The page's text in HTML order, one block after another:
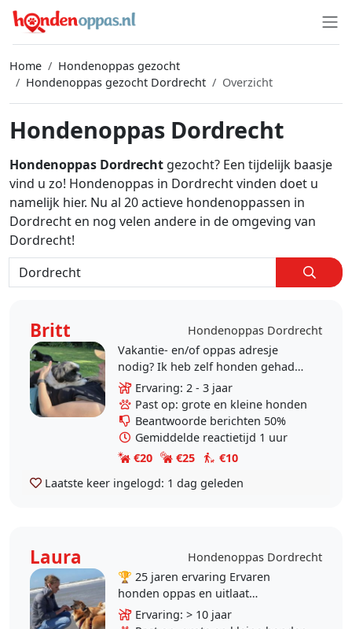
Home
Hondenoppas gezocht
Hondenoppas gezocht Dordrecht
Overzicht
Hondenoppas Dordrecht
Hondenoppas Dordrecht gezocht? Een tijdelijk baasje
vind u zo! Hondenoppas in Dordrecht vinden doet u
namelijk hier. Nu al 20 actieve hondenoppassen in
Dordrecht en nog velen andere in de omgeving van
Dordrecht!
Britt
Hondenoppas Dordrecht
Vakantie- en/of oppas adresje
nodig? Ik heb zelf honden gehad
en drie jaar ervaring met oppassen.
Op dit moment is het voor mij niet
haalbaar om..
Ervaring: 2 - 3 jaar
Past op: grote en kleine honden
Beantwoorde berichten 50%
Gemiddelde reactietijd 1 uur
€20
€25
€10
Laatste keer ingelogd: 1 dag geleden
Laura Hondenoppas Dordrecht
🏆 25 jaren ervaring Ervaren
honden oppas en uitlaat
aangeboden 🐾 Liefdevolle
Ervaring: > 10 jaar